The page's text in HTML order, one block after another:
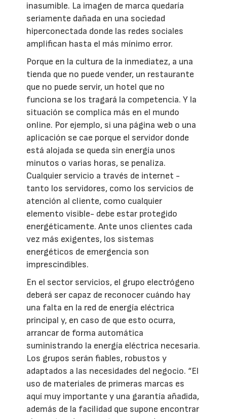
inasumible. La imagen de marca quedaría
seriamente dañada en una sociedad
hiperconectada donde las redes sociales
amplifican hasta el más mínimo error.
Porque en la cultura de la inmediatez, a una
tienda que no puede vender, un restaurante
que no puede servir, un hotel que no
funciona se los tragará la competencia. Y la
situación se complica más en el mundo
online. Por ejemplo, si una página web o una
aplicación se cae porque el servidor donde
está alojada se queda sin energía unos
minutos o varias horas, se penaliza.
Cualquier servicio a través de internet -
tanto los servidores, como los servicios de
atención al cliente, como cualquier
elemento visible- debe estar protegido
energéticamente. Ante unos clientes cada
vez más exigentes, los sistemas
energéticos de emergencia son
imprescindibles.
En el sector servicios, el grupo electrógeno
deberá ser capaz de reconocer cuándo hay
una falta en la red de energía eléctrica
principal y, en caso de que esto ocurra,
arrancar de forma automática
suministrando la energía eléctrica necesaria.
Los grupos serán fiables, robustos y
adaptados a las necesidades del negocio. “El
uso de materiales de primeras marcas es
aquí muy importante y una garantía añadida,
además de la facilidad que supone encontrar